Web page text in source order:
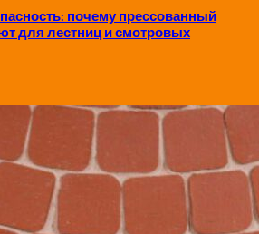
почему прессованный
для лестниц и смотровых